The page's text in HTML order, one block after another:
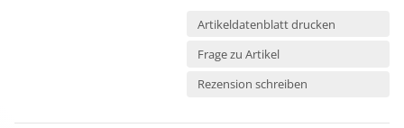
Artikeldatenblatt drucken
Frage zu Artikel
Rezension schreiben